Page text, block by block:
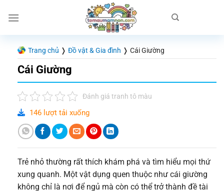
đến
Trang chủ ❭ Đồ vật & Gia đình ❭ Cái Giường
Cái Giường
Đánh giá tranh tô màu
146 lượt tải xuống
Trẻ nhỏ thường rất thích khám phá và tìm hiểu mọi thứ
xung quanh. Một vật dụng quen thuộc như cái giường
không chỉ là nơi để ngủ mà còn có thể trở thành đề tài